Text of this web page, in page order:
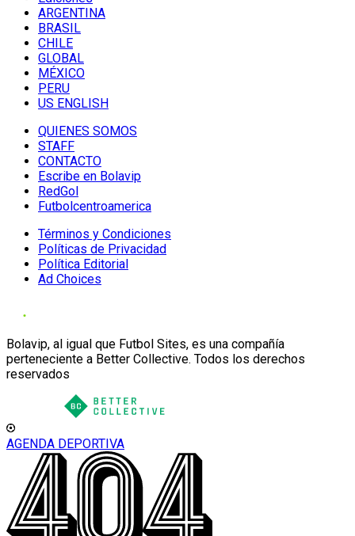
ARGENTINA
BRASIL
CHILE
GLOBAL
MÉXICO
PERU
US ENGLISH
QUIENES SOMOS
STAFF
CONTACTO
Escribe en Bolavip
RedGol
Futbolcentroamerica
Términos y Condiciones
Políticas de Privacidad
Política Editorial
Ad Choices
Bolavip, al igual que Futbol Sites, es una compañía
perteneciente a Better Collective. Todos los derechos
reservados
AGENDA DEPORTIVA